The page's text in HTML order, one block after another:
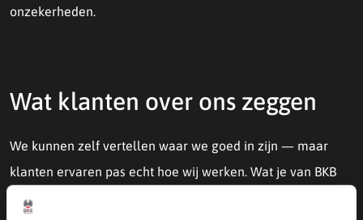
onzekerheden.
Wat klanten over ons zeggen
We kunnen zelf vertellen waar we goed in zijn — maar
klanten ervaren pas echt hoe wij werken. Wat je van BKB
Precision mag verwachten: korte lijnen, meedenken op